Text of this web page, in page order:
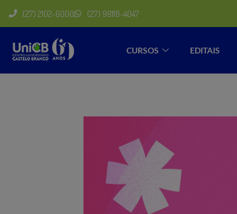
(27) 2102-6000 (27) 98118-4047
CURSOS EDITAIS